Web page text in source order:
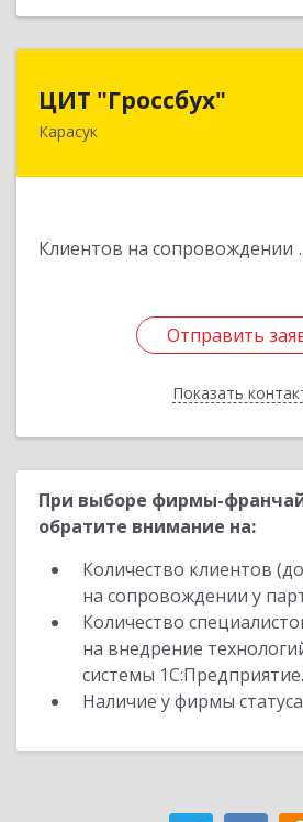
ЦИТ "Гроссбух"
Карасук
Клиентов на сопровождении
Отправить
Показать
632861, Новосибирская обл,
Отправить
Назад
При выборе фирмы-
обратите внимание на:
Количество клиентов
на сопровождении у
Количество
на внедрение
системы 1С:Предприятие.
Наличие у фирмы статуса